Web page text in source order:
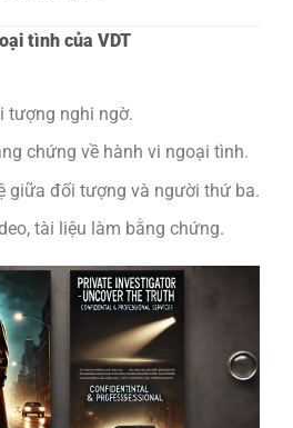
tình của VDT
tượng nghi ngờ.
chứng về hành vi ngoại tình.
giữa đối tượng và người thứ ba.
tài liệu làm bằng chứng.